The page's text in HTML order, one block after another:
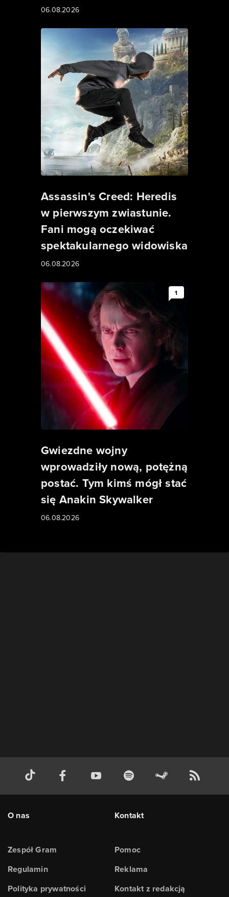
06.08.2026
Assassin's Creed: Heredis
w pierwszym zwiastunie.
Fani mogą oczekiwać
spektakularnego widowiska
06.08.2026
1
Gwiezdne wojny
wprowadziły nową, potężną
postać. Tym kimś mógł stać
się Anakin Skywalker
06.08.2026
O nas
Zespół Gram
Regulamin
Polityka prywatności
Kontakt
Pomoc
Reklama
Kontakt z redakcją